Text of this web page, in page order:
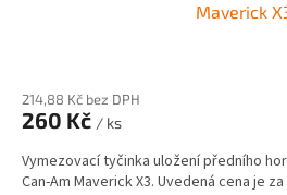
Maverick
214,88 Kč bez DPH
260 Kč / ks
Vymezovací tyčinka uložení předního
Can-Am Maverick X3. Uvedená cena je za